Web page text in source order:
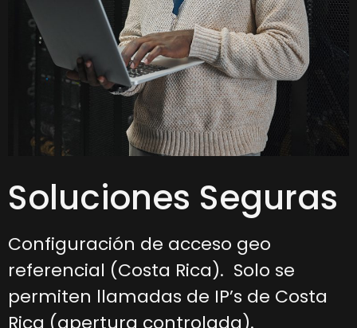
Soluciones Seguras
Configuración de acceso geo
referencial (Costa Rica). Solo se
permiten llamadas de IP’s de Costa
Rica (apertura controlada).